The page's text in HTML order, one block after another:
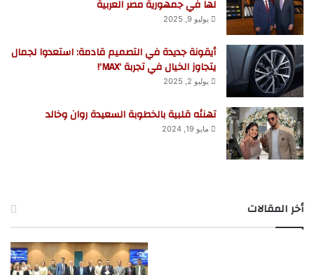
لها في جمهورية مصر العربية
يوليو 9, 2025
أيقونة جديدة في التصميم قادمة: استعدوا لجمال
يتجاوز الخيال في تجربة ‘MAX’!
يوليو 2, 2025
تهنئه قلبية بالخطوبة السعيدة روان وخالد
مايو 19, 2024
أخر المقالات